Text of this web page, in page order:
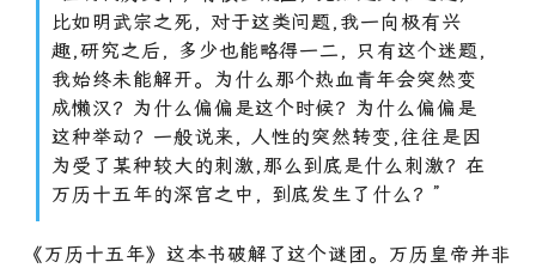
比如明武宗之死, 对于这类问题,我一向极有兴
趣,研究之后, 多少也能略得一二, 只有这个迷题,
我始终未能解开。为什么那个热血青年会突然变
成懒汉？为什么偏偏是这个时候？为什么偏偏是
这种举动？一般说来, 人性的突然转变,往往是因
为受了某种较大的刺激,那么到底是什么刺激？在
万历十五年的深宫之中, 到底发生了什么？”
《万历十五年》这本书破解了这个谜团。万历皇帝并非